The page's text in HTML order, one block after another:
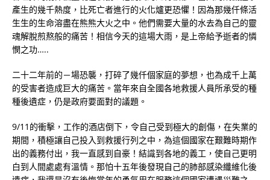
產生的幾千熱度，比死亡者進行的火化爐更恐懼！因為那幾仟條活
生生的生命溶盡在熊熊大火之中。他們需要大量的水去為自己的靈
魂解脫煎熬般的痛苦！相信今天的這場大雨，是上帝給予逝者的憐
憫之功…..
二十二年前的－場恐襲，打碎了幾仟個家庭的夢想，也為成千上萬
的受害者造成巨大的痛苦。當年來自全國各地救援人員所承受的種
種後遺症，仍是政府要面對的議題。
9/11的衝擊，工作的酒店倒下，令自己受到極大的創傷，在失業的
期間，積極讓自己投入到救援行列之中，為這個國家在艱難時期作
出的義務付出，我一直感到自豪！結識到各地的義工，使自己更明
白到人間處處有溫情。那怕十五年後發現自己的肺部感染纖維化後